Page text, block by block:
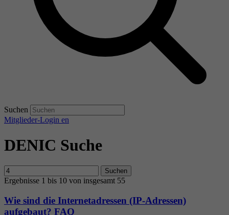
Suchen
Mitglieder-Login en
DENIC Suche
Suchen
Ergebnisse 1 bis 10 von insgesamt 55
Wie sind die Internetadressen (IP-Adressen)
aufgebaut? FAQ